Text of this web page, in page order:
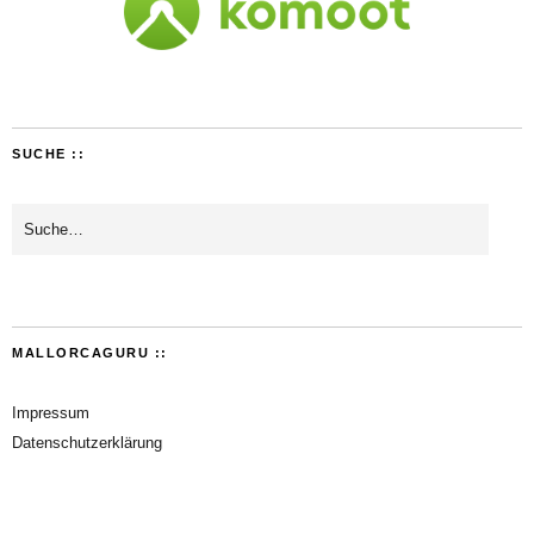
SUCHE ::
MALLORCAGURU ::
Impressum
Datenschutzerklärung